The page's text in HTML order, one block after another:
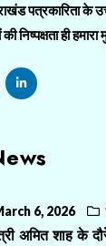
पत्रकारिता के
निष्पक्षता ही हमारा
6, 2026
अमित शाह के